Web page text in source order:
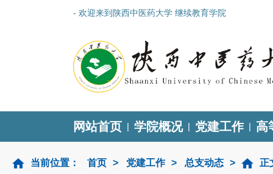
- 欢迎来到陕西中医药大学 继续教育学院
网站首页 | 学院概况 | 党建工作 | 高
当前位置： 首页 > 党建工作 > 总支动态 > 正